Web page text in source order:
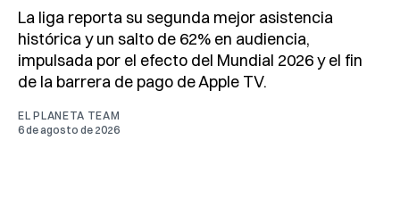
La liga reporta su segunda mejor asistencia
histórica y un salto de 62% en audiencia,
impulsada por el efecto del Mundial 2026 y el fin
de la barrera de pago de Apple TV.
EL PLANETA TEAM
6 de agosto de 2026